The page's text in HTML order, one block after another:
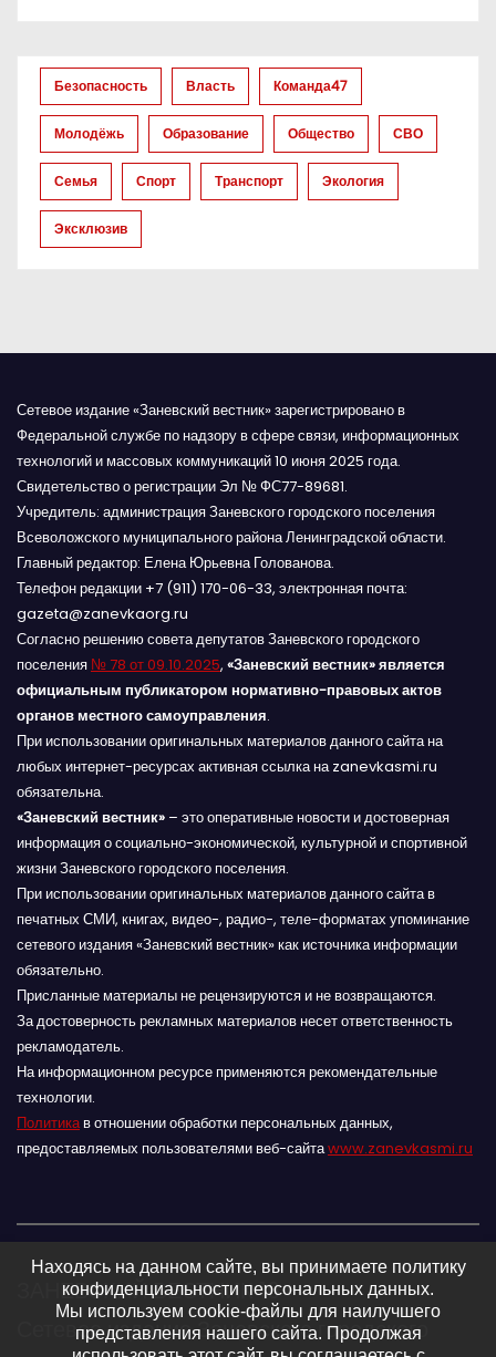
п
и
с
я
Безопасность Власть Команда47
Молодёжь Образование Общество СВО
Семья Спорт Транспорт Экология
Эксклюзив
Сетевое издание «Заневский вестник» зарегистрировано в
Федеральной службе по надзору в сфере связи, информационных
технологий и массовых коммуникаций 10 июня 2025 года.
Свидетельство о регистрации Эл № ФС77-89681.
Учредитель: администрация Заневского городского поселения
Всеволожского муниципального района Ленинградской области.
Главный редактор: Елена Юрьевна Голованова.
Телефон редакции +7 (911) 170-06-33, электронная почта:
gazeta@zanevkaorg.ru
Согласно решению совета депутатов Заневского городского
поселения № 78 от 09.10.2025, «Заневский вестник» является
официальным публикатором нормативно-правовых актов
органов местного самоуправления.
При использовании оригинальных материалов данного сайта на
любых интернет-ресурсах активная ссылка на zanevkasmi.ru
обязательна.
«Заневский вестник» – это оперативные новости и достоверная
информация о социально-экономической, культурной и спортивной
жизни Заневского городского поселения.
При использовании оригинальных материалов данного сайта в
печатных СМИ, книгах, видео-, радио-, теле-форматах упоминание
сетевого издания «Заневский вестник» как источника информации
обязательно.
Присланные материалы не рецензируются и не возвращаются.
За достоверность рекламных материалов несет ответственность
рекламодатель.
На информационном ресурсе применяются рекомендательные
технологии.
Политикав отношении обработки персональных данных,
предоставляемых пользователями веб-сайтаwww.zanevkasmi.ru
ЗАНЕВСКИЙ ВЕСТНИК 16+
Сетевое издание Заневского городского
Находясь на данном сайте, вы принимаете политику
конфиденциальности персональных данных.
Мы используем cookie-файлы для наилучшего
представления нашего сайта. Продолжая